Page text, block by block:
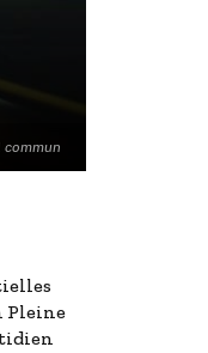
commun
Pleine